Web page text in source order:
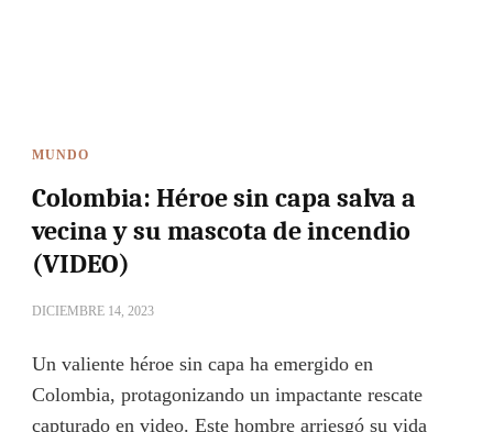
MUNDO
Colombia: Héroe sin capa salva a
vecina y su mascota de incendio
(VIDEO)
DICIEMBRE 14, 2023
Un valiente héroe sin capa ha emergido en
Colombia, protagonizando un impactante rescate
capturado en video. Este hombre arriesgó su vida